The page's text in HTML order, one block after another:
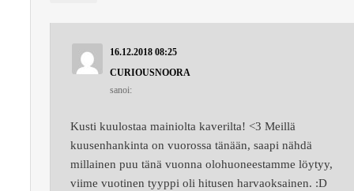
16.12.2018 08:25
CURIOUSNOORA
sanoi:
Kusti kuulostaa mainiolta kaverilta! <3 Meillä
kuusenhankinta on vuorossa tänään, saapi nähdä
millainen puu tänä vuonna olohuoneestamme löytyy,
viime vuotinen tyyppi oli hitusen harvaoksainen. :D